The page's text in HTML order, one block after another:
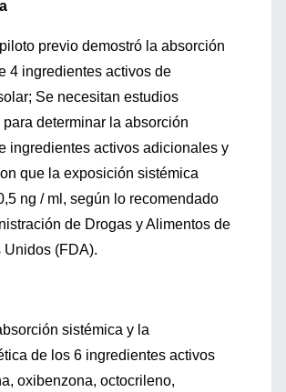
previo demostró la absorción
4 ingredientes activos de
Se necesitan estudios
determinar la absorción
ingredientes activos adicionales y
que la exposición sistémica
ng / ml, según lo recomendado
de Drogas y Alimentos de
Unidos (FDA).
sistémica y la
de los 6 ingredientes activos
oxibenzona, octocrileno,